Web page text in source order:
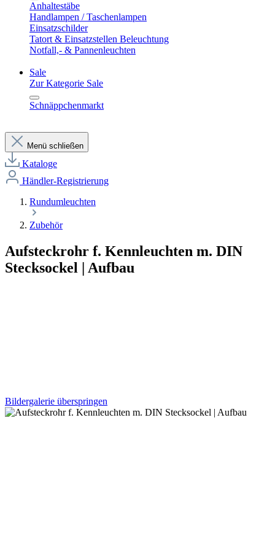
Anhaltestäbe
Handlampen / Taschenlampen
Einsatzschilder
Tatort & Einsatzstellen Beleuchtung
Notfall,- & Pannenleuchten
Sale
Zur Kategorie Sale
Schnäppchenmarkt
Menü schließen
Kataloge
Händler-Registrierung
Rundumleuchten
Zubehör
Aufsteckrohr f. Kennleuchten m. DIN
Stecksockel | Aufbau
Bildergalerie überspringen